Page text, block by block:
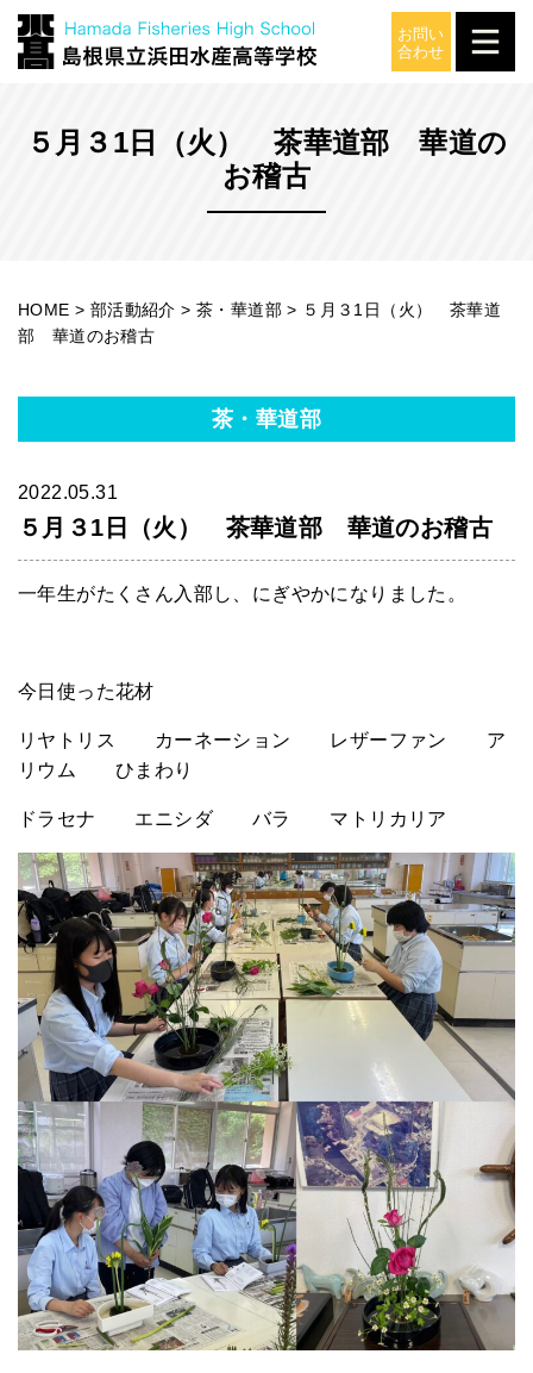
５月３1日（火） 茶華道部 華道の
お稽古
部活動紹介
HOME > 部活動紹介 >茶・華道部 > ５月３1日（火） 茶華道
部 華道のお稽古
茶・華道部
2022.05.31
５月３1日（火） 茶華道部 華道のお稽古
一年生がたくさん入部し、にぎやかになりました。
今日使った花材
リヤトリス カーネーション レザーファン ア
リウム ひまわり
ドラセナ エニシダ バラ マトリカリア